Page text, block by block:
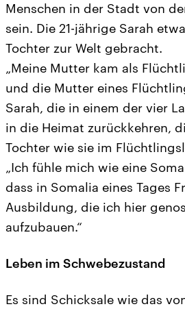
Menschen in der Stadt von
sein. Die 21-jährige Sarah
Tochter zur Welt gebracht.
„Meine Mutter kam als
und die Mutter eines
Sarah, die in einem der vier
in die Heimat zurückkehren,
Tochter wie sie im
„Ich fühle mich wie eine
dass in Somalia eines Tages
Ausbildung, die ich hier
aufzubauen.“
Leben im Schwebezustand
Es sind Schicksale wie das